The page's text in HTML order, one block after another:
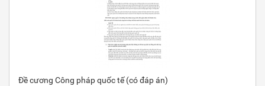
Đề cương Công pháp quốc tế (có đáp án)